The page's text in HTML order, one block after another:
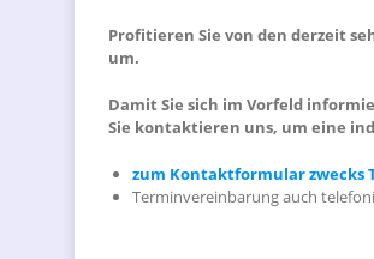
Profitieren Sie von den derzeit
um.
Damit Sie sich im Vorfeld
Sie kontaktieren uns, um eine
zum Kontaktformular zwecks
Terminvereinbarung auch